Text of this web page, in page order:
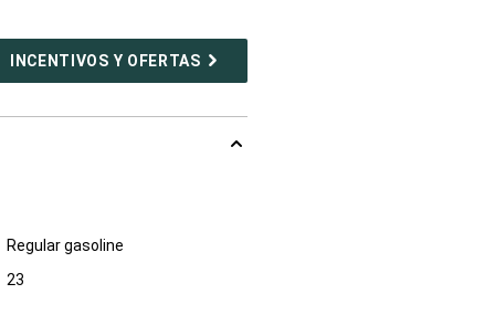
INCENTIVOS Y OFERTAS
Regular gasoline
23